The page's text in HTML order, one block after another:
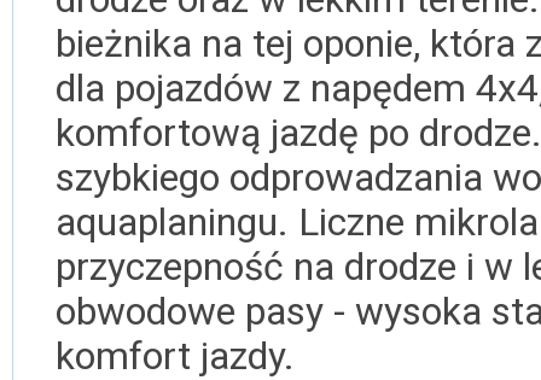
bieżnika na tej oponie, która
dla pojazdów z napędem
komfortową jazdę po
szybkiego odprowadzania
aquaplaningu. Liczne
przyczepność na drodze i w
obwodowe pasy - wysoka
komfort jazdy.